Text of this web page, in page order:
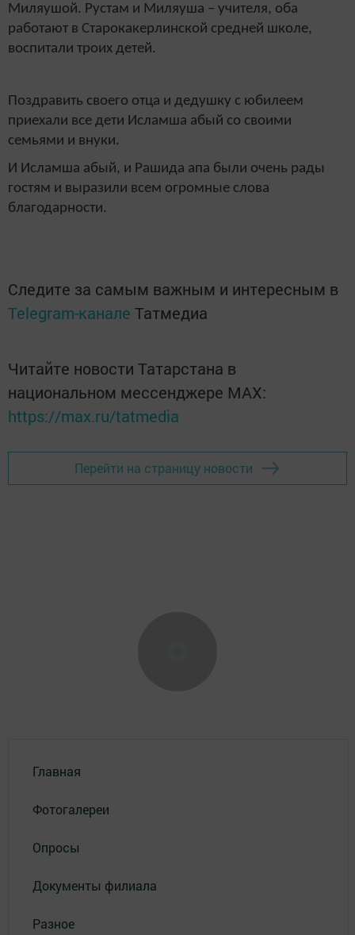
Миляушой. Рустам и Миляуша – учителя, оба
работают в Старокакерлинской средней школе,
воспитали троих детей.
Поздравить своего отца и дедушку с юбилеем
приехали все дети Исламша абый со своими
семьями и внуки.
И Исламша абый, и Рашида апа были очень рады
гостям и выразили всем огромные слова
благодарности.
Следите за самым важным и интересным в
Telegram-канале Татмедиа
Читайте новости Татарстана в
национальном мессенджере MАХ:
https://max.ru/tatmedia
Перейти на страницу новости
Главная
Фотогалереи
Опросы
Документы филиала
Разное